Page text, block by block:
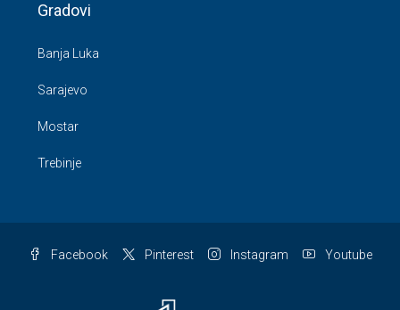
Gradovi
Banja Luka
Sarajevo
Mostar
Trebinje
Facebook Pinterest Instagram Youtube